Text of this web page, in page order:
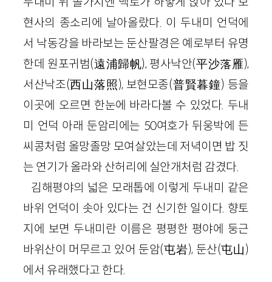
현사의 종소리에 날아올랐다. 이 두내미 언덕에
서 낙동강을 바라보는 둔산팔경은 예로부터 유명
한데 원포귀범(遠浦歸帆), 평사낙안(平沙落雁),
서산낙조(西山落照), 보현모종(普賢暮鐘) 등을
이곳에 오르면 한눈에 바라다볼 수 있었다. 두내
미 언덕 아래 둔암리에는 50여호가 뒤웅박에 든
씨콩처럼 올망졸망 모여살았는데 저녁이면 밥 짓
는 연기가 올라와 산허리에 실안개처럼 감겼다.
김해평야의 넓은 모래톱에 이렇게 두내미 같은
바위 언덕이 솟아 있다는 건 신기한 일이다. 향토
지에 보면 두내미란 이름은 평평한 평야에 둥근
바위산이 머무르고 있어 둔암(屯岩), 둔산(屯山)
에서 유래했다고 한다.